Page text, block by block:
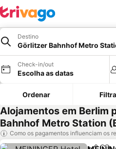
Destino
Görlitzer Bahnhof Metro
Check-in/out
Escolha as datas
Ordenar
Alojamentos em Berlim
Bahnhof Metro Station
Como os pagamentos influenciam os